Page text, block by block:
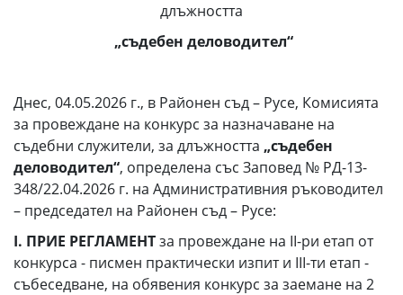
длъжността
„съдебен деловодител“
Днес, 04.05.2026 г., в Районен съд – Русе, Комисията
за провеждане на конкурс за назначаване на
съдебни служители, за длъжността „съдебен
деловодител“, определена със Заповед № РД-13-
348/22.04.2026 г. на Административния ръководител
– председател на Районен съд – Русе:
І. ПРИЕ РЕГЛАМЕНТза провеждане на II-ри етап от
конкурса - писмен практически изпит и III-ти етап -
събеседване, на обявения конкурс за заемане на 2